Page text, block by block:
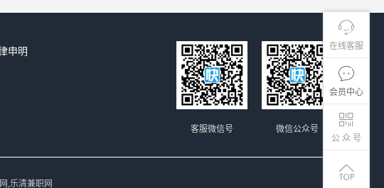
在线客服
会员中心
公 众 号
申明
微信公众号
客服微信号
,乐清兼职网